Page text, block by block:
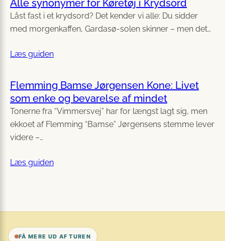
Alle synonymer for Køretøj i Krydsord
Låst fast i et krydsord? Det kender vi alle: Du sidder
med morgenkaffen, Gardasø-solen skinner – men det…
Læs guiden
Flemming Bamse Jørgensen Kone: Livet
som enke og bevarelse af mindet
Tonerne fra “Vimmersvej” har for længst lagt sig, men
ekkoet af Flemming “Bamse” Jørgensens stemme lever
videre –…
Læs guiden
FÅ MERE UD AF TUREN